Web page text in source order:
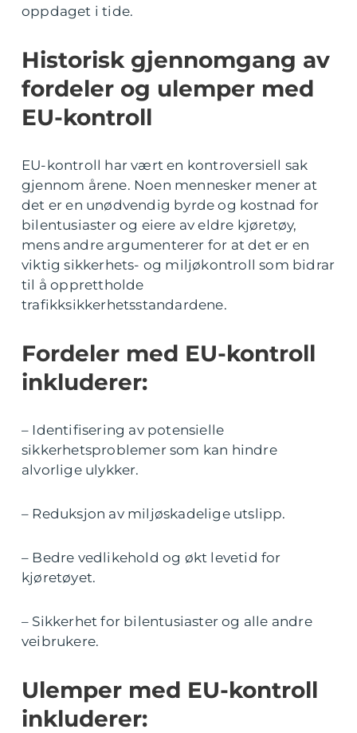
oppdaget i tide.
Historisk gjennomgang av
fordeler og ulemper med
EU-kontroll
EU-kontroll har vært en kontroversiell sak
gjennom årene. Noen mennesker mener at
det er en unødvendig byrde og kostnad for
bilentusiaster og eiere av eldre kjøretøy,
mens andre argumenterer for at det er en
viktig sikkerhets- og miljøkontroll som bidrar
til å opprettholde
trafikksikkerhetsstandardene.
Fordeler med EU-kontroll
inkluderer:
– Identifisering av potensielle
sikkerhetsproblemer som kan hindre
alvorlige ulykker.
– Reduksjon av miljøskadelige utslipp.
– Bedre vedlikehold og økt levetid for
kjøretøyet.
– Sikkerhet for bilentusiaster og alle andre
veibrukere.
Ulemper med EU-kontroll
inkluderer: